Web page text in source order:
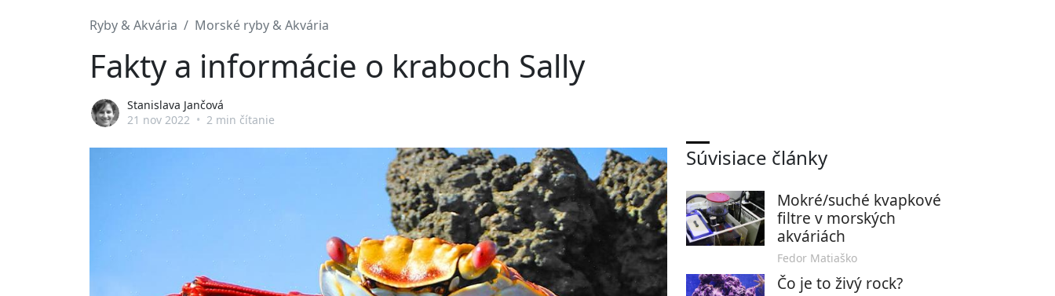
Ryby & Akvária Morské ryby & Akvária
Fakty a informácie o kraboch Sally
Stanislava Jančová
21 nov 2022 • 2 min čítanie
Súvisiace články
Mokré/suché kvapkové
filtre v morských
akváriách
Fedor Matiaško
Čo je to živý rock?